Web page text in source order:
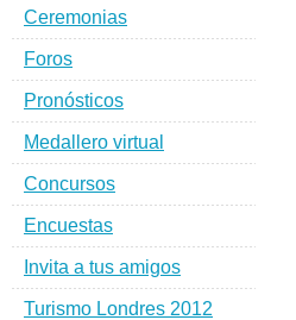
Ceremonias
Foros
Pronósticos
Medallero virtual
Concursos
Encuestas
Invita a tus amigos
Turismo Londres 2012